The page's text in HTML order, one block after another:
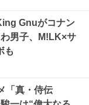
Gnuがコナン
男子、M!LK×サ
も
「真・侍伝